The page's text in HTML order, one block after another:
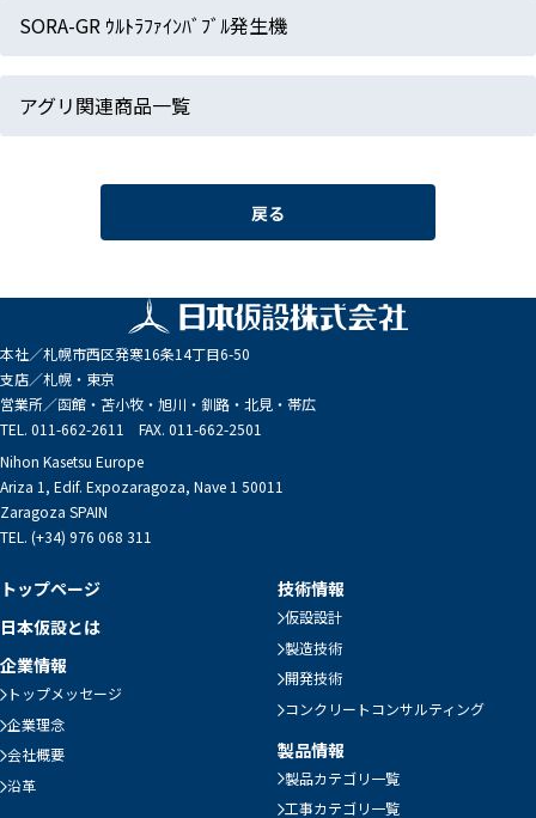
SORA-GR ｳﾙﾄﾗﾌｧｲﾝﾊﾞﾌﾞﾙ発生機
アグリ関連商品一覧
戻る
本社／札幌市西区発寒16条14丁目6-50
支店／札幌・東京
営業所／函館・苫小牧・旭川・釧路・北見・帯広
TEL. 011-662-2611 FAX. 011-662-2501
Nihon Kasetsu Europe
Ariza 1, Edif. Expozaragoza, Nave 1 50011
Zaragoza SPAIN
TEL. (+34) 976 068 311
トップページ
日本仮設とは
企業情報
トップメッセージ
企業理念
会社概要
沿革
技術情報
仮設設計
製造技術
開発技術
コンクリートコンサルティング
製品情報
製品カテゴリ一覧
工事カテゴリ一覧